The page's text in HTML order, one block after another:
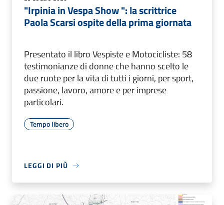
"Irpinia in Vespa Show ": la scrittrice
Paola Scarsi ospite della prima giornata
Presentato il libro Vespiste e Motocicliste: 58
testimonianze di donne che hanno scelto le
due ruote per la vita di tutti i giorni, per sport,
passione, lavoro, amore e per imprese
particolari.
Tempo libero
LEGGI DI PIÙ